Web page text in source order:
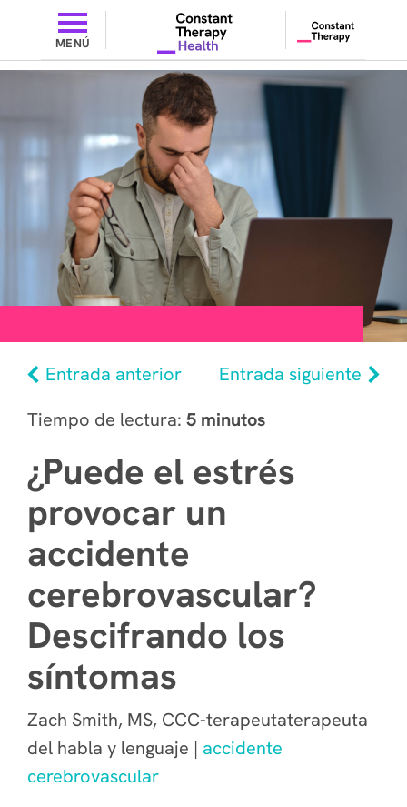
MENÚ
Entrada anterior
Entrada siguiente
Tiempo de lectura: 5 minutos
¿Puede el estrés
provocar un
accidente
cerebrovascular?
Descifrando los
síntomas
Zach Smith, MS, CCC-terapeutaterapeuta
del habla y lenguaje | accidente
cerebrovascular